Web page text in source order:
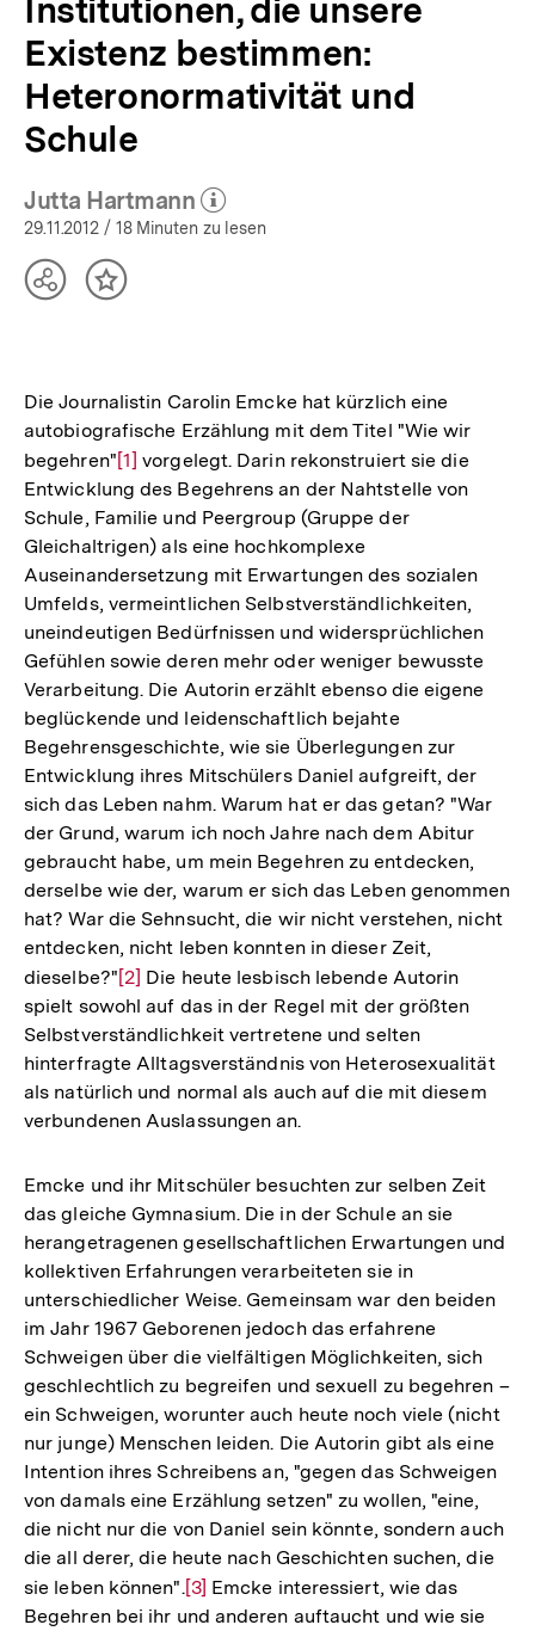
Institutionen, die unsere
Existenz bestimmen:
Heteronormativität und
Schule
Jutta Hartmann
(Mehr zum Autor)
öffnen
29.11.2012 / 18 Minuten zu lesen
TeilenInhalt
Die Journalistin Carolin Emcke hat kürzlich eine
autobiografische Erzählung mit dem Titel "Wie wir
begehren"Zur
Auflösung
der
Fußnote
[1] vorgelegt. Darin rekonstruiert sie die
Entwicklung des Begehrens an der Nahtstelle von
Schule, Familie und Peergroup (Gruppe der
Gleichaltrigen) als eine hochkomplexe
Auseinandersetzung mit Erwartungen des sozialen
Umfelds, vermeintlichen Selbstverständlichkeiten,
uneindeutigen Bedürfnissen und widersprüchlichen
Gefühlen sowie deren mehr oder weniger bewusste
Verarbeitung. Die Autorin erzählt ebenso die eigene
beglückende und leidenschaftlich bejahte
Begehrensgeschichte, wie sie Überlegungen zur
Entwicklung ihres Mitschülers Daniel aufgreift, der
sich das Leben nahm. Warum hat er das getan? "War
der Grund, warum ich noch Jahre nach dem Abitur
gebraucht habe, um mein Begehren zu entdecken,
derselbe wie der, warum er sich das Leben genommen
hat? War die Sehnsucht, die wir nicht verstehen, nicht
entdecken, nicht leben konnten in dieser Zeit,
dieselbe?"Zur
Auflösung
der
Fußnote
[2] Die heute lesbisch lebende Autorin
spielt sowohl auf das in der Regel mit der größten
Selbstverständlichkeit vertretene und selten
hinterfragte Alltagsverständnis von Heterosexualität
als natürlich und normal als auch auf die mit diesem
verbundenen Auslassungen an.
Emcke und ihr Mitschüler besuchten zur selben Zeit
das gleiche Gymnasium. Die in der Schule an sie
herangetragenen gesellschaftlichen Erwartungen und
kollektiven Erfahrungen verarbeiteten sie in
unterschiedlicher Weise. Gemeinsam war den beiden
im Jahr 1967 Geborenen jedoch das erfahrene
Schweigen über die vielfältigen Möglichkeiten, sich
geschlechtlich zu begreifen und sexuell zu begehren –
ein Schweigen, worunter auch heute noch viele (nicht
nur junge) Menschen leiden. Die Autorin gibt als eine
Intention ihres Schreibens an, "gegen das Schweigen
von damals eine Erzählung setzen" zu wollen, "eine,
die nicht nur die von Daniel sein könnte, sondern auch
die all derer, die heute nach Geschichten suchen, die
sie leben können".Zur
Auflösung
[3] Emcke interessiert, wie das
Begehren bei ihr und anderen auftaucht und wie sie